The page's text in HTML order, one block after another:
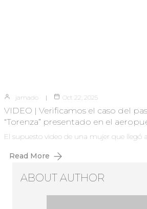
jamado Oct 22, 2025
VIDEO | Verificamos el caso del
“Torenza” presentado en el
El supuesto video de una mujer que llegó
Read More
ABOUT AUTHOR